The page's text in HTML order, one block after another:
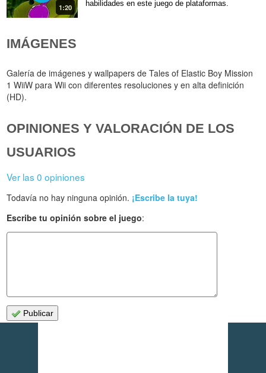
1:20
habilidades en este juego de plataformas.
IMÁGENES
Galería de imágenes y wallpapers de Tales of Elastic Boy Mission
1 WiiW para Wii con diferentes resoluciones y en alta definición
(HD).
OPINIONES Y VALORACIÓN DE LOS
USUARIOS
Ver las 0 opiniones
Todavía no hay ninguna opinión. ¡Escribe la tuya!
Escribe tu opinión sobre el juego:
Publicar